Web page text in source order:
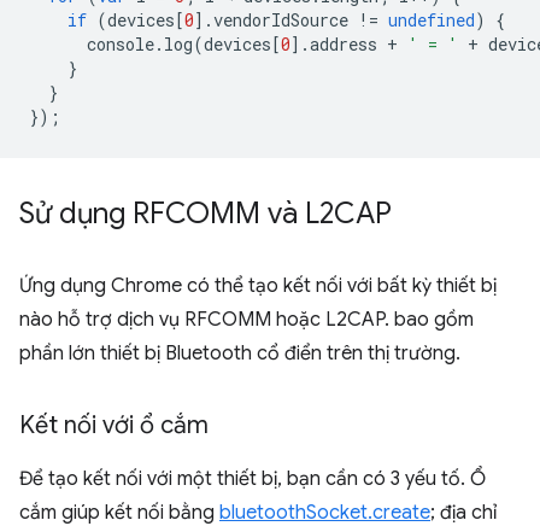
if (devices[0].vendorIdSource != undefined)
{
console. log(devices[0].address + ' = ' +
}
}
});
Sử dụng RFCOMM và L2CAP
Ứng dụng Chrome có thể tạo kết nối với bất kỳ thiết bị
nào hỗ trợ dịch vụ RFCOMM hoặc L2CAP. bao gồm
phần lớn thiết bị Bluetooth cổ điển trên thị trường.
Kết nối với ổ cắm
Để tạo kết nối với một thiết bị, bạn cần có 3 yếu tố. Ổ
cắm giúp kết nối bằng bluetoothSocket.create; địa chỉ